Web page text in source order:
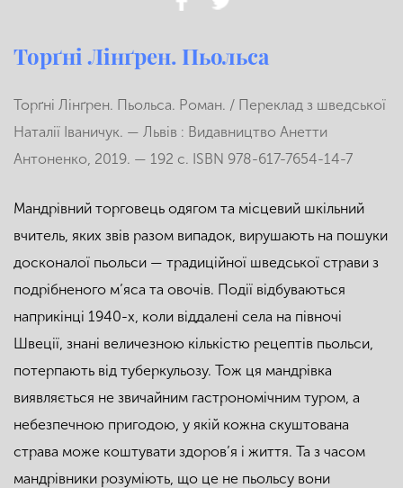
Торґні Лінґрен. Пьольса
Торґні Лінґрен. Пьольса. Роман. / Переклад з шведської
Наталії Іваничук. — Львів : Видавництво Анетти
Антоненко, 2019. — 192 с. ISBN 978-617-7654-14-7
Мандрівний торговець одягом та місцевий шкільний
вчитель, яких звів разом випадок, вирушають на пошуки
досконалої пьольси — традиційної шведської страви з
подрібненого м’яса та овочів. Події відбуваються
наприкінці 1940-х, коли віддалені села на півночі
Швеції, знані величезною кількістю рецептів пьольси,
потерпають від туберкульозу. Тож ця мандрівка
виявляється не звичайним гастрономічним туром, а
небезпечною пригодою, у якій кожна скуштована
страва може коштувати здоров’я і життя. Та з часом
мандрівники розуміють, що це не пьольсу вони